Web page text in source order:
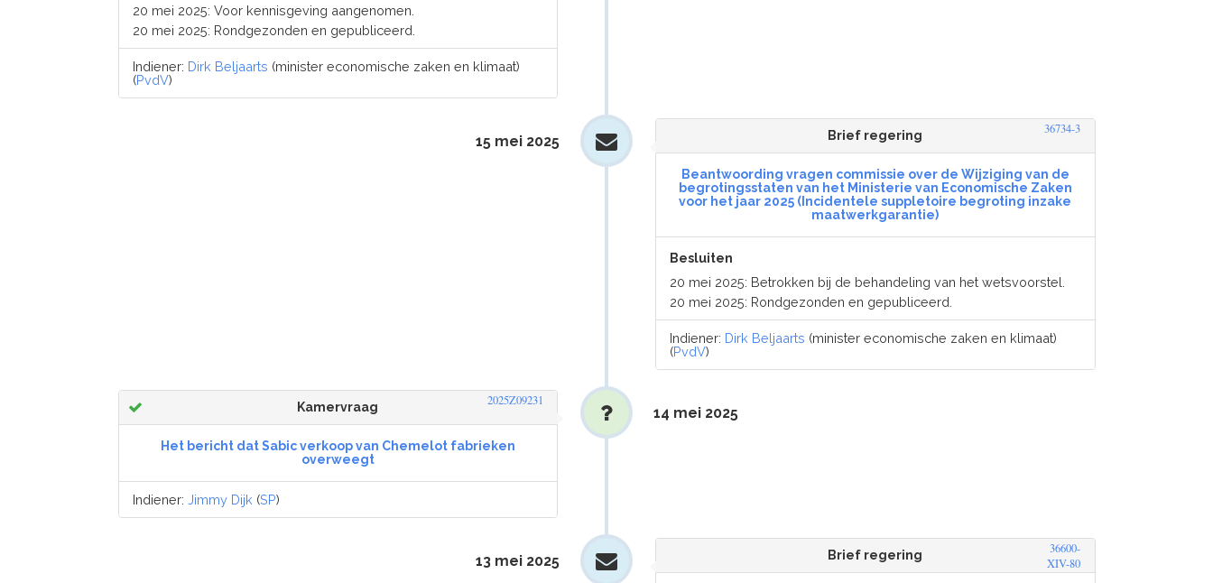
20 mei 2025: Voor kennisgeving aangenomen.
20 mei 2025: Rondgezonden en gepubliceerd.
Indiener: Dirk Beljaarts (minister economische zaken en klimaat)
(PvdV)
Brief regering 36734-3
Beantwoording vragen commissie over de Wijziging van de
begrotingsstaten van het Ministerie van Economische Zaken
voor het jaar 2025 (Incidentele suppletoire begroting inzake
maatwerkgarantie)
Besluiten
20 mei 2025: Betrokken bij de behandeling van het wetsvoorstel.
20 mei 2025: Rondgezonden en gepubliceerd.
Indiener: Dirk Beljaarts (minister economische zaken en klimaat)
(PvdV)
15 mei 2025
Kamervraag 2025Z09231
Het bericht dat Sabic verkoop van Chemelot fabrieken
overweegt
Indiener: Jimmy Dijk (SP)
14 mei 2025
Brief regering
36600-
XIV-80
13 mei 2025